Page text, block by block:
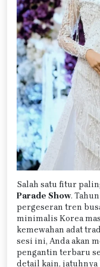
Salah satu fitur
Parade Show.
pergeseran tren
minimalis Korea
kemewahan adat
sesi ini, Anda akan
pengantin terbaru
detail kain, jatuhnya